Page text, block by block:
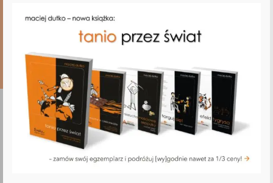
30 maja 2019 Dodaj komentarz
KOMENTARZ